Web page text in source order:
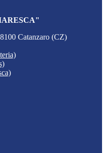
Catanzaro (CZ)